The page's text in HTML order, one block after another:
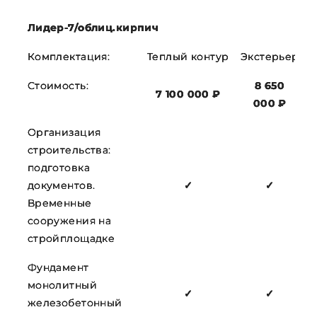
Лидер-7/облиц.кирпич
Комплектация: Теплый контур Экстерьер
Стоимость:
7 100 000 ₽
8 650
000 ₽
Организация
строительства:
подготовка
документов.
Временные
сооружения на
стройплощадке
✓ ✓
Фундамент
монолитный
железобетонный
✓ ✓